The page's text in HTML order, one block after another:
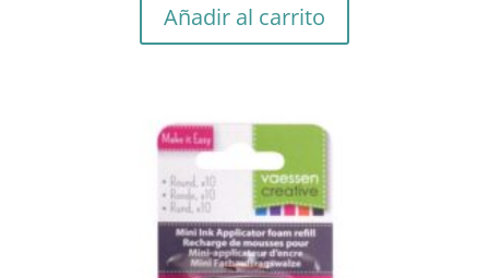
Añadir al carrito